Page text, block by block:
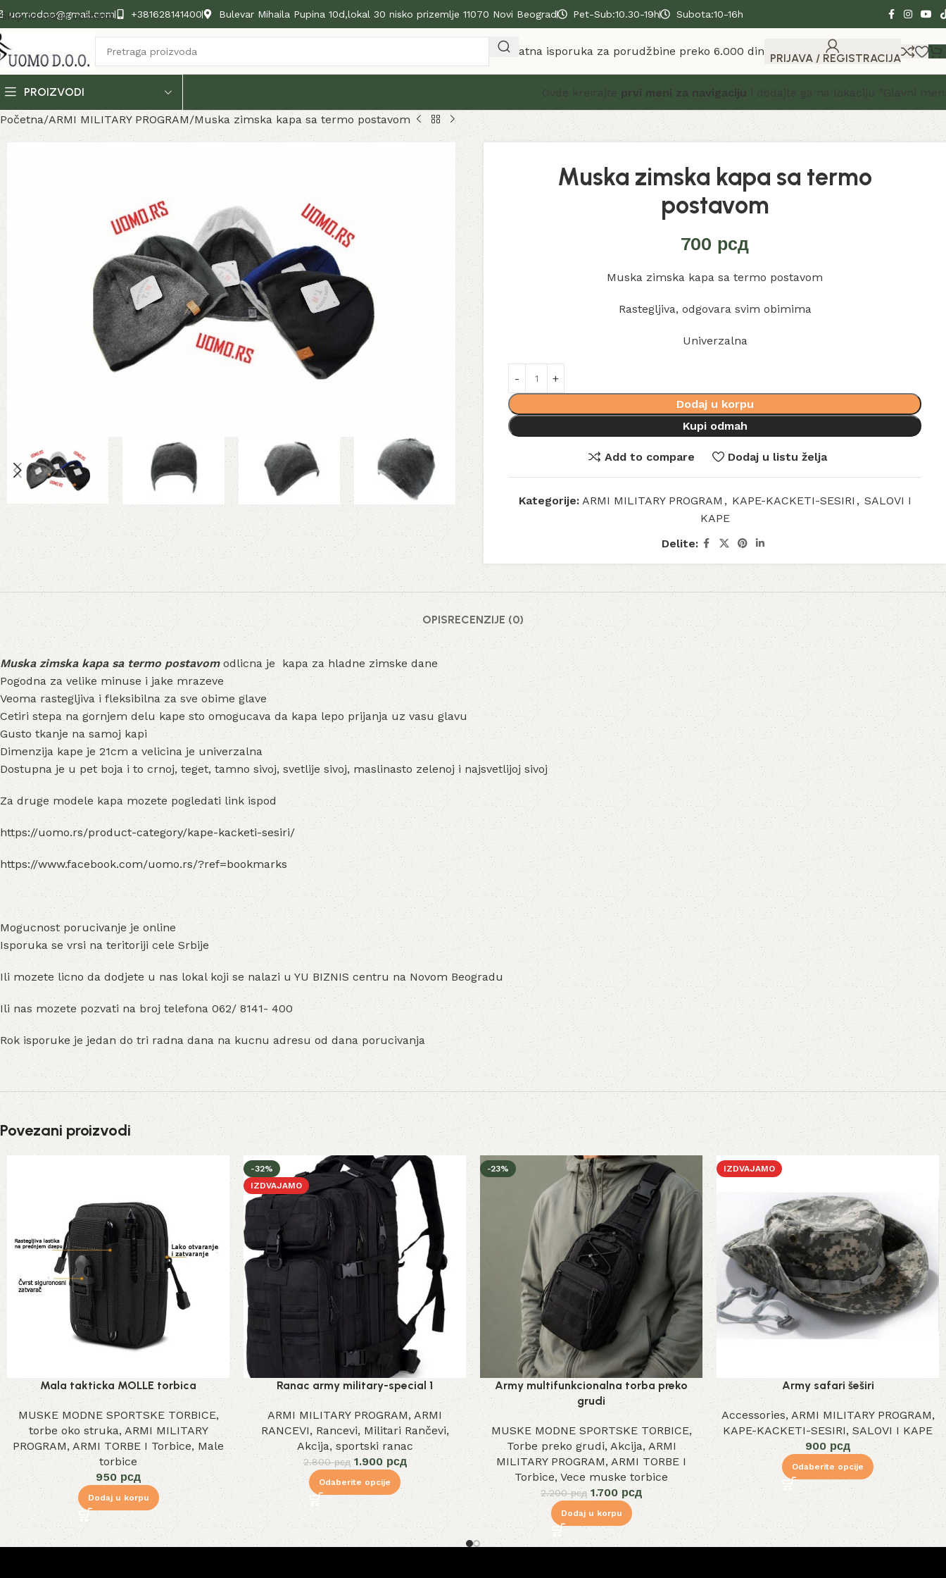
Skip to main content
uomodoo@gmail.com +381628141400 Bulevar Mihaila Pupina 10d,lokal 30 nisko prizemlje 11070 Novi Beograd Pet-Sub:10.30-19h Subota:10-16h
Besplatna isporuka za porudžbine preko 6.000 din PRIJAVA / REGISTRACIJA
PROIZVODI Ovde kreirajte prvi meni za navigaciju i dodajte ga na lokaciju "Glavni
Početna ARMI MILITARY PROGRAM Muska zimska kapa sa termo postavom
Muska zimska kapa sa termo
postavom
700 рсд
Muska zimska kapa sa termo postavom
Rastegljiva, odgovara svim obimima
Univerzalna
Dodaj u korpu
Kupi odmah
Add to compare Dodaj u listu želja
Kategorije: ARMI MILITARY PROGRAM , KAPE-KACKETI-SESIRI , SALOVI I
KAPE
Delite:
OPISRECENZIJE (0)
Muska zimska kapa sa termo postavomodlicna je kapa za hladne zimske dane
Pogodna za velike minuse i jake mrazeve
Veoma rastegljiva i fleksibilna za sve obime glave
Cetiri stepa na gornjem delu kape sto omogucava da kapa lepo prijanja uz vasu glavu
Gusto tkanje na samoj kapi
Dimenzija kape je 21cm a velicina je univerzalna
Dostupna je u pet boja i to crnoj, teget, tamno sivoj, svetlije sivoj, maslinasto zelenoj i najsvetlijoj sivoj
Za druge modele kapa mozete pogledati link ispod
https://uomo.rs/product-category/kape-kacketi-sesiri/
https://www.facebook.com/uomo.rs/?ref=bookmarks
Mogucnost porucivanje je online
Isporuka se vrsi na teritoriji cele Srbije
Ili mozete licno da dodjete u nas lokal koji se nalazi u YU BIZNIS centru na Novom Beogradu
Ili nas mozete pozvati na broj telefona 062/ 8141- 400
Rok isporuke je jedan do tri radna dana na kucnu adresu od dana porucivanja
Povezani proizvodi
Mala takticka MOLLE torbica
MUSKE MODNE SPORTSKE TORBICE,
torbe oko struka,ARMI MILITARY
PROGRAM,ARMI TORBE I Torbice, Male
torbice
950 рсд
Dodaj u korpu
-32%
IZDVAJAMO
Ranac army military-special 1
ARMI MILITARY PROGRAM, ARMI
RANCEVI,Rancevi, Militari Rančevi,
Akcija,sportski ranac
2.800рсд 1.900 рсд
Odaberite opcije
-23%
Army multifunkcionalna torba preko
grudi
MUSKE MODNE SPORTSKE TORBICE,
Torbe preko grudi,Akcija, ARMI
MILITARY PROGRAM,ARMI TORBE I
Torbice,Vece muske torbice
2.200рсд 1.700рсд
Dodaj u korpu
IZDVAJAMO
Army safari šeširi
Accessories,ARMI MILITARY PROGRAM,
KAPE-KACKETI-SESIRI,SALOVI I KAPE
900 рсд
Odaberite opcije